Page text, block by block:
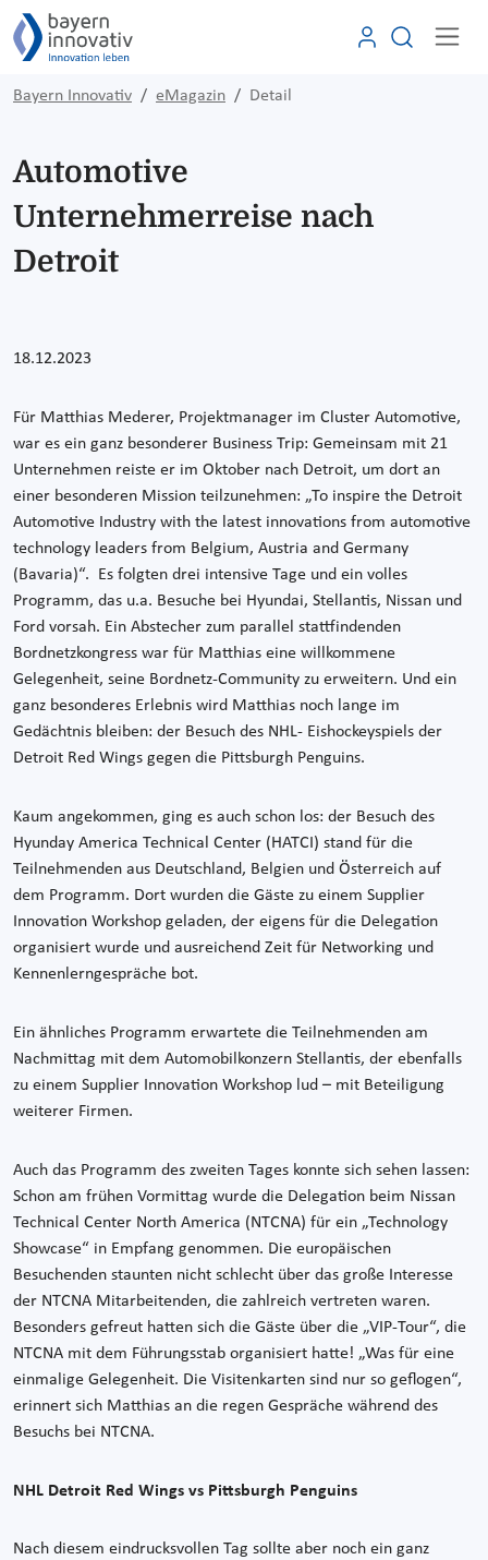
Bayern Innovativ eMagazin Detail
Automotive
Unternehmerreise nach
Detroit
18.12.2023
Für Matthias Mederer, Projektmanager im Cluster Automotive,
war es ein ganz besonderer Business Trip: Gemeinsam mit 21
Unternehmen reiste er im Oktober nach Detroit, um dort an
einer besonderen Mission teilzunehmen: „To inspire the Detroit
Automotive Industry with the latest innovations from automotive
technology leaders from Belgium, Austria and Germany
(Bavaria)“. Es folgten drei intensive Tage und ein volles
Programm, das u.a. Besuche bei Hyundai, Stellantis, Nissan und
Ford vorsah. Ein Abstecher zum parallel stattfindenden
Bordnetzkongress war für Matthias eine willkommene
Gelegenheit, seine Bordnetz-Community zu erweitern. Und ein
ganz besonderes Erlebnis wird Matthias noch lange im
Gedächtnis bleiben: der Besuch des NHL- Eishockeyspiels der
Detroit Red Wings gegen die Pittsburgh Penguins.
Kaum angekommen, ging es auch schon los: der Besuch des
Hyunday America Technical Center (HATCI) stand für die
Teilnehmenden aus Deutschland, Belgien und Österreich auf
dem Programm. Dort wurden die Gäste zu einem Supplier
Innovation Workshop geladen, der eigens für die Delegation
organisiert wurde und ausreichend Zeit für Networking und
Kennenlerngespräche bot.
Ein ähnliches Programm erwartete die Teilnehmenden am
Nachmittag mit dem Automobilkonzern Stellantis, der ebenfalls
zu einem Supplier Innovation Workshop lud – mit Beteiligung
weiterer Firmen.
Auch das Programm des zweiten Tages konnte sich sehen lassen:
Schon am frühen Vormittag wurde die Delegation beim Nissan
Technical Center North America (NTCNA) für ein „Technology
Showcase“ in Empfang genommen. Die europäischen
Besuchenden staunten nicht schlecht über das große Interesse
der NTCNA Mitarbeitenden, die zahlreich vertreten waren.
Besonders gefreut hatten sich die Gäste über die „VIP-Tour“, die
NTCNA mit dem Führungsstab organisiert hatte! „Was für eine
einmalige Gelegenheit. Die Visitenkarten sind nur so geflogen“,
erinnert sich Matthias an die regen Gespräche während des
Besuchs bei NTCNA.
NHL Detroit Red Wings vs Pittsburgh Penguins
Nach diesem eindrucksvollen Tag sollte aber noch ein ganz